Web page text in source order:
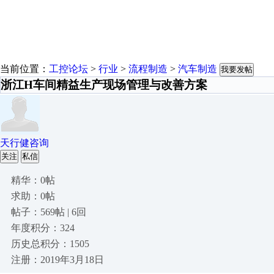
当前位置： 工控论坛 > 行业 > 流程制造 > 汽车制造 我要发帖
浙江H车间精益生产现场管理与改善方案
天行健咨询
关注 私信
精华：0帖
求助：0帖
帖子：569帖 | 6回
年度积分：324
历史总积分：1505
注册：2019年3月18日